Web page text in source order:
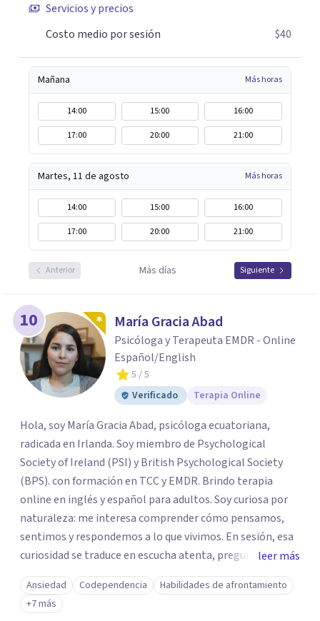
Servicios y precios
Costo medio por sesión
$40
Mañana Más horas
14:00 15:00
16:00
17:00
20:00 21:00
Martes, 11 de agosto Más horas
14:00 15:00
16:00
17:00
20:00 21:00
Anterior Más días Siguiente
10 María Gracia Abad
Psicóloga y Terapeuta EMDR - Online
Español/English
5 / 5
Verificado
Terapia Online
Hola, soy María Gracia Abad, psicóloga ecuatoriana,
radicada en Irlanda. Soy miembro de Psychological
Society of Ireland (PSI) y British Psychological Society
(BPS). con formación en TCC y EMDR. Brindo terapia
online en inglés y español para adultos. Soy curiosa por
naturaleza: me interesa comprender cómo pensamos,
sentimos y respondemos a lo que vivimos. En sesión, esa
curiosidad se traduce en escucha atenta, preguntas que
invitan a reflexionar y un interés genuino por tu
experiencia. Busco crear un espacio seguro, cercano y
respetuoso, donde puedas explorar lo que te ocurre a tu
leer más
Ansiedad Codependencia
Habilidades de afrontamiento
+7 más